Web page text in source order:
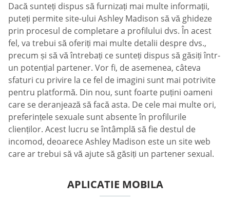
Dacă sunteți dispus să furnizați mai multe informații,
puteți permite site-ului Ashley Madison să vă ghideze
prin procesul de completare a profilului dvs. În acest
fel, va trebui să oferiți mai multe detalii despre dvs.,
precum și să vă întrebați ce sunteți dispus să găsiți într-
un potențial partener. Vor fi, de asemenea, câteva
sfaturi cu privire la ce fel de imagini sunt mai potrivite
pentru platformă. Din nou, sunt foarte puțini oameni
care se deranjează să facă asta. De cele mai multe ori,
preferințele sexuale sunt absente în profilurile
clienților. Acest lucru se întâmplă să fie destul de
incomod, deoarece Ashley Madison este un site web
care ar trebui să vă ajute să găsiți un partener sexual.
APLICATIE MOBILA